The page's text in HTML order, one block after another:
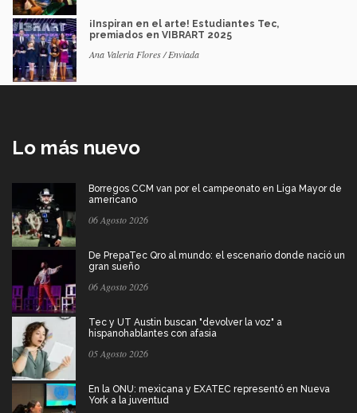
¡Inspiran en el arte! Estudiantes Tec,
premiados en VIBRART 2025
Ana Valeria Flores / Enviada
Lo más nuevo
Borregos CCM van por el campeonato en Liga Mayor de
americano
06 Agosto 2026
De PrepaTec Qro al mundo: el escenario donde nació un
gran sueño
06 Agosto 2026
Tec y UT Austin buscan "devolver la voz" a
hispanohablantes con afasia
05 Agosto 2026
En la ONU: mexicana y EXATEC representó en Nueva
York a la juventud